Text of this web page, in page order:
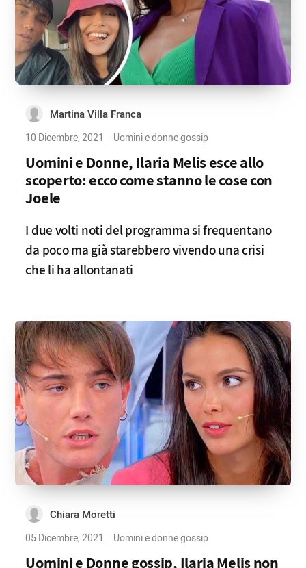
Martina Villa Franca
10 Dicembre, 2021 Uomini e donne gossip
Uomini e Donne, Ilaria Melis esce allo
scoperto: ecco come stanno le cose con
Joele
I due volti noti del programma si frequentano
da poco ma già starebbero vivendo una crisi
che li ha allontanati
Chiara Moretti
05 Dicembre, 2021 Uomini e donne gossip
Uomini e Donne gossip, Ilaria Melis non